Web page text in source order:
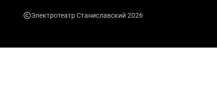
Электротеатр Станиславский 2026